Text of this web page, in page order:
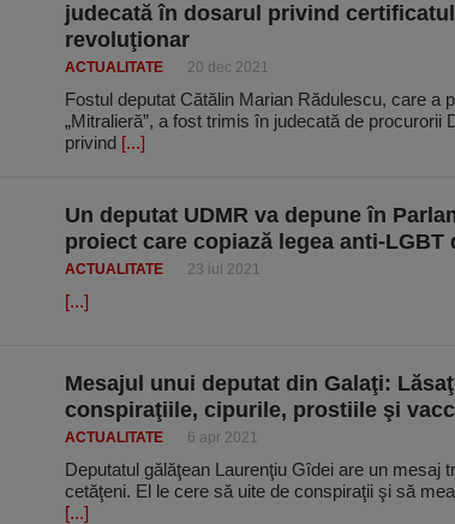
judecată în dosarul privind
revoluţionar
ACTUALITATE 20 dec 2021
Fostul deputat Cătălin Marian Rădulescu, care a
„Mitralieră”, a fost trimis în judecată de procurorii
privind [...]
Un deputat UDMR va depune în
proiect care copiază legea anti-LGBT
ACTUALITATE 23 iul 2021
[...]
Mesajul unui deputat din Galaţi:
conspiraţiile, cipurile, prostiile şi
ACTUALITATE 6 apr 2021
Deputatul gălăţean Laurenţiu Gîdei are un mesaj
cetăţeni. El le cere să uite de conspiraţii şi să
[...]